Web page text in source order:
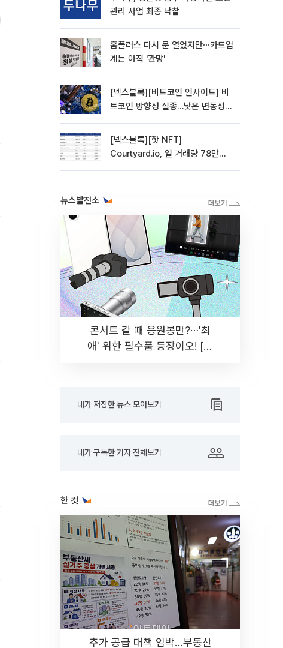
관리 사업 최종 낙찰
홈플러스 다시 문 열었지만⋯카드업
계는 아직 '관망'
[넥스블록][비트코인 인사이트] 비
트코인 방향성 실종…낮은 변동성에
[넥스블록][핫 NFT]
Courtyard.io, 일 거래량 78만
뉴스발전소
콘서트 갈 때 응원봉만?⋯'최
애' 위한 필수품 등장이오! [솔
내가 저장한 뉴스 모아보기
내가 구독한 기자 전체보기
한 컷
추가 공급 대책 임박…부동산